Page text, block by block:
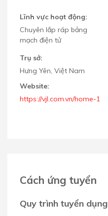
Lĩnh vực hoạt động:
Chuyên lắp ráp bảng
mạch điện tử
Trụ sở:
Hưng Yên, Việt Nam
Website:
https://vjl.com.vn/home-1
Cách ứng tuyển
Quy trình tuyển dụng